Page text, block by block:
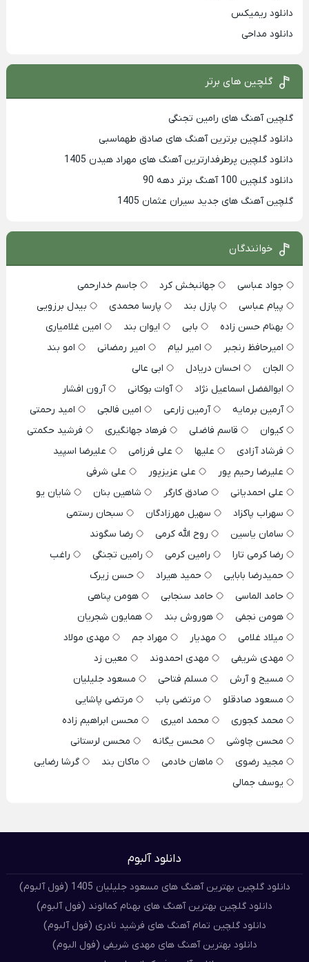
دانلود ریمیکس
دانلود مداحی
گلچین های برتر
گلچین آهنگ های رامین تجنگی
دانلود گلچین برترین آهنگ های صادق طهماسبی
دانلود گلچین پرطرفدارترین آهنگ های مهراد هیدن 1405
دانلود گلچین 100 آهنگ برتر دهه 90
گلچین آهنگ های جدید سیران عثمان 1405
خوانندگان
جواد عباسی جهانبخش کرد
جاسم خدارحمی
پیام عباسی
پازل بند پارسا محمدی
بیدل برزویی
بهنام حسن زاده
بابی ایوان بند
امین غلامیاری
امیرحافظ رنجبر
امیر لیام امیر رمضانی
امو بند
الجان
احسان دریادل
ابی عالی
ابوالفضل اسماعیل نژاد
آوات بوکانی
آرون افشار
آرمین برمایه
آرمین زارعی امین فالجی
امید رحمتی
کیوان
قاسم فاضلی فرهاد جهانگیری
فرشید حکمتی
فرشاد آزادی
علیها علی فرزامی
علیرضا اسپید
علیرضا رحیم پور
علی عزیزپور
علی شرفی
علی احمدیانی
صادق کارگر شاهین بنان
شایان یو
سهراب پاکزاد
سهیل مهرزادگان
سبحان رستمی
سامان یاسین
روح الله کرمی
رضا سگوند
رضا کرمی تارا
رامین کرمی رامین تجنگی
راغب
حمیدرضا بابایی
حمید هیراد
حسن زیرک
حامد الماسی
حامد سنجابی
هومن پناهی
هومن نجفی
هوروش بند
همایون شجریان
میلاد غلامی
مهدیار مهراد جم
مهدی مولاد
مهدی شریفی
مهدی احمدوند
معین زد
مسیح و آرش
مسلم فتاحی
مسعود جلیلیان
مسعود صادقلو
مرتضی باب
مرتضی پاشایی
محمد کجوری
محمد امیری
محسن ابراهیم زاده
محسن چاوشی
محسن یگانه
محسن لرستانی
مجید رضوی
ماهان خادمی ماکان بند
گرشا رضایی
یوسف جمالی
دانلود آلبوم
دانلود گلچین بهترین آهنگ های مسعود جلیلیان 1405 (فول آلبوم)
دانلود گلچین بهترین آهنگ های بهنام کمالوند (فول آلبوم)
دانلود گلچین تمام آهنگ های فرشید نادری (فول آلبوم)
دانلود بهترین آهنگ های مهدی شریفی (فول البوم)